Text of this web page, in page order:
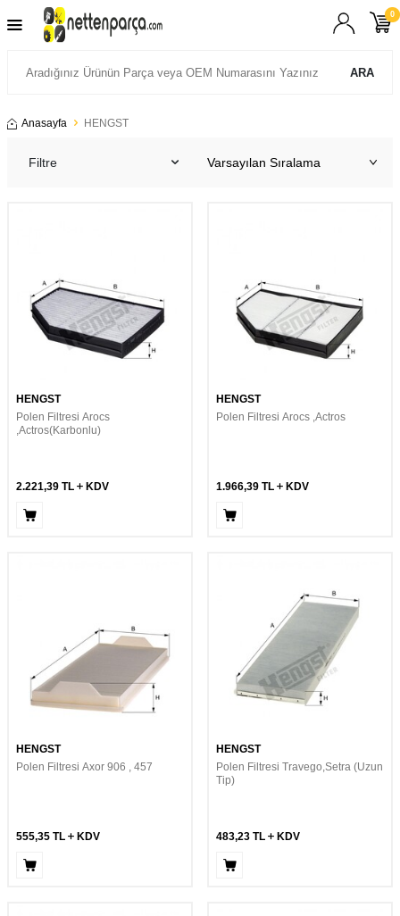
ARA
0
Anasayfa HENGST
Filtre
HENGST
Polen Filtresi Arocs
,Actros(Karbonlu)
2.221,39 TL KDV
HENGST
Polen Filtresi Arocs ,Actros
1.966,39 TL KDV
HENGST
Polen Filtresi Axor 906 , 457
555,35 TL KDV
HENGST
Polen Filtresi Travego,Setra (Uzun
Tip)
483,23 TL KDV